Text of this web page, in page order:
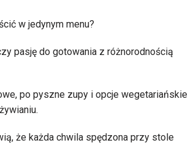
w jedynym menu?
pasję do gotowania z różnorodnością
po pyszne zupy i opcje wegetariańskie
że każda chwila spędzona przy stole